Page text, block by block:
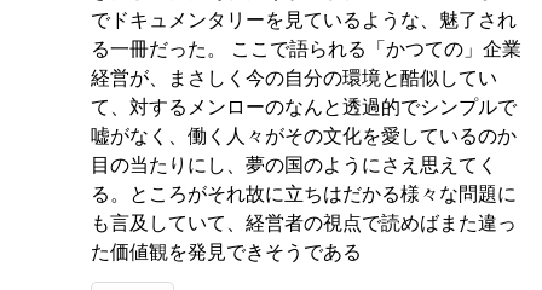
でドキュメンタリーを見ているような、魅了され
る一冊だった。 ここで語られる「かつての」企業
経営が、まさしく今の自分の環境と酷似してい
て、対するメンローのなんと透過的でシンプルで
嘘がなく、働く人々がその文化を愛しているのか
目の当たりにし、夢の国のようにさえ思えてく
る。ところがそれ故に立ちはだかる様々な問題に
も言及していて、経営者の視点で読めばまた違っ
た価値観を発見できそうである